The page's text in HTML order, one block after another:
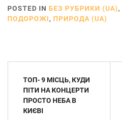
POSTED IN БЕЗ РУБРИКИ (UA),
ПОДОРОЖІ, ПРИРОДА (UA)
записів
ТОП- 9 МІСЦЬ, КУДИ
ПІТИ НА КОНЦЕРТИ
ПРОСТО НЕБА В
КИЄВІ